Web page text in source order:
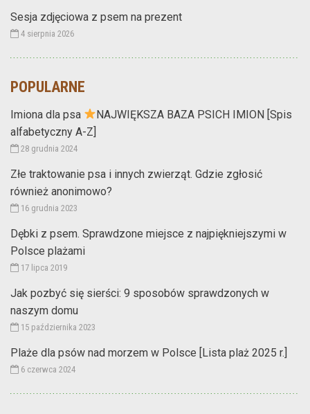
Sesja zdjęciowa z psem na prezent
4 sierpnia 2026
POPULARNE
Imiona dla psa
NAJWIĘKSZA BAZA PSICH IMION [Spis
alfabetyczny A-Z]
28 grudnia 2024
Złe traktowanie psa i innych zwierząt. Gdzie zgłosić
również anonimowo?
16 grudnia 2023
Dębki z psem. Sprawdzone miejsce z najpiękniejszymi w
Polsce plażami
17 lipca 2019
Jak pozbyć się sierści: 9 sposobów sprawdzonych w
naszym domu
15 października 2023
Plaże dla psów nad morzem w Polsce [Lista plaż 2025 r.]
6 czerwca 2024